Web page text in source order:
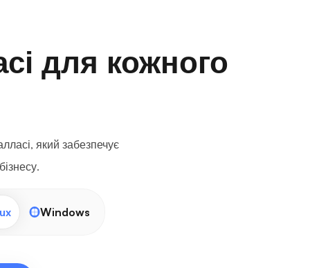
для кожного
який забезпечує
Windows